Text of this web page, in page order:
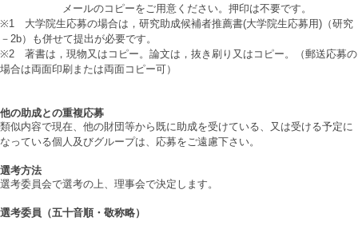
メールのコピーをご用意ください。押印は不要です。
※1 大学院生応募の場合は，研究助成候補者推薦書(大学院生応募用)（研究
－2b）も併せて提出が必要です。
※2 著書は，現物又はコピー。論文は，抜き刷り又はコピー。（郵送応募の
場合は両面印刷または両面コピー可）
他の助成との重複応募
類似内容で現在、他の財団等から既に助成を受けている、又は受ける予定に
なっている個人及びグループは、応募をご遠慮下さい。
選考方法
選考委員会で選考の上、理事会で決定します。
選考委員（五十音順・敬称略）